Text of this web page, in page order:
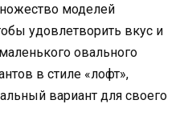
моделей
удовлетворить вкус и
овального
в стиле «лофт»,
вариант для своего